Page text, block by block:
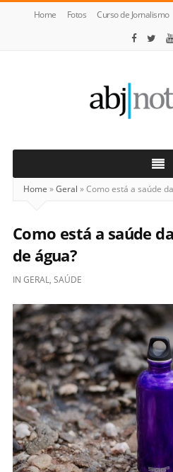
Home Fotos Curso de Jornalismo
Notícias
Home »Geral »Como está a saúde
Como está a saúde
de água?
IN GERAL, SAÚDE